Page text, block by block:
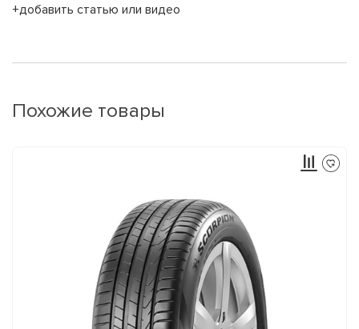
+добавить статью или видео
Похожие товары